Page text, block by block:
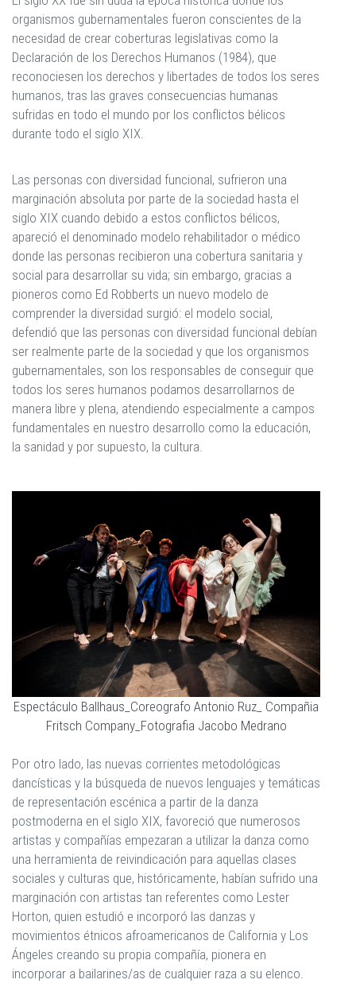
organismos gubernamentales fueron conscientes de la
necesidad de crear coberturas legislativas como la
Declaración de los Derechos Humanos (1984), que
reconociesen los derechos y libertades de todos los seres
humanos, tras las graves consecuencias humanas
sufridas en todo el mundo por los conflictos bélicos
durante todo el siglo XIX.
Las personas con diversidad funcional, sufrieron una
marginación absoluta por parte de la sociedad hasta el
siglo XIX cuando debido a estos conflictos bélicos,
apareció el denominado modelo rehabilitador o médico
donde las personas recibieron una cobertura sanitaria y
social para desarrollar su vida; sin embargo, gracias a
pioneros como Ed Robberts un nuevo modelo de
comprender la diversidad surgió: el modelo social,
defendió que las personas con diversidad funcional debían
ser realmente parte de la sociedad y que los organismos
gubernamentales, son los responsables de conseguir que
todos los seres humanos podamos desarrollarnos de
manera libre y plena, atendiendo especialmente a campos
fundamentales en nuestro desarrollo como la educación,
la sanidad y por supuesto, la cultura.
Espectáculo Ballhaus_Coreografo Antonio Ruz_ Compañia
Fritsch Company_Fotografia Jacobo Medrano
Por otro lado, las nuevas corrientes metodológicas
dancísticas y la búsqueda de nuevos lenguajes y temáticas
de representación escénica a partir de la danza
postmoderna en el siglo XIX, favoreció que numerosos
artistas y compañías empezaran a utilizar la danza como
una herramienta de reivindicación para aquellas clases
sociales y culturas que, históricamente, habían sufrido una
marginación con artistas tan referentes como Lester
Horton, quien estudió e incorporó las danzas y
movimientos étnicos afroamericanos de California y Los
Ángeles creando su propia compañía, pionera en
incorporar a bailarines/as de cualquier raza a su elenco.